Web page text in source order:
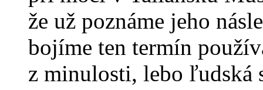
že už poznáme jeho
bojíme ten termín
z minulosti, lebo ľudská